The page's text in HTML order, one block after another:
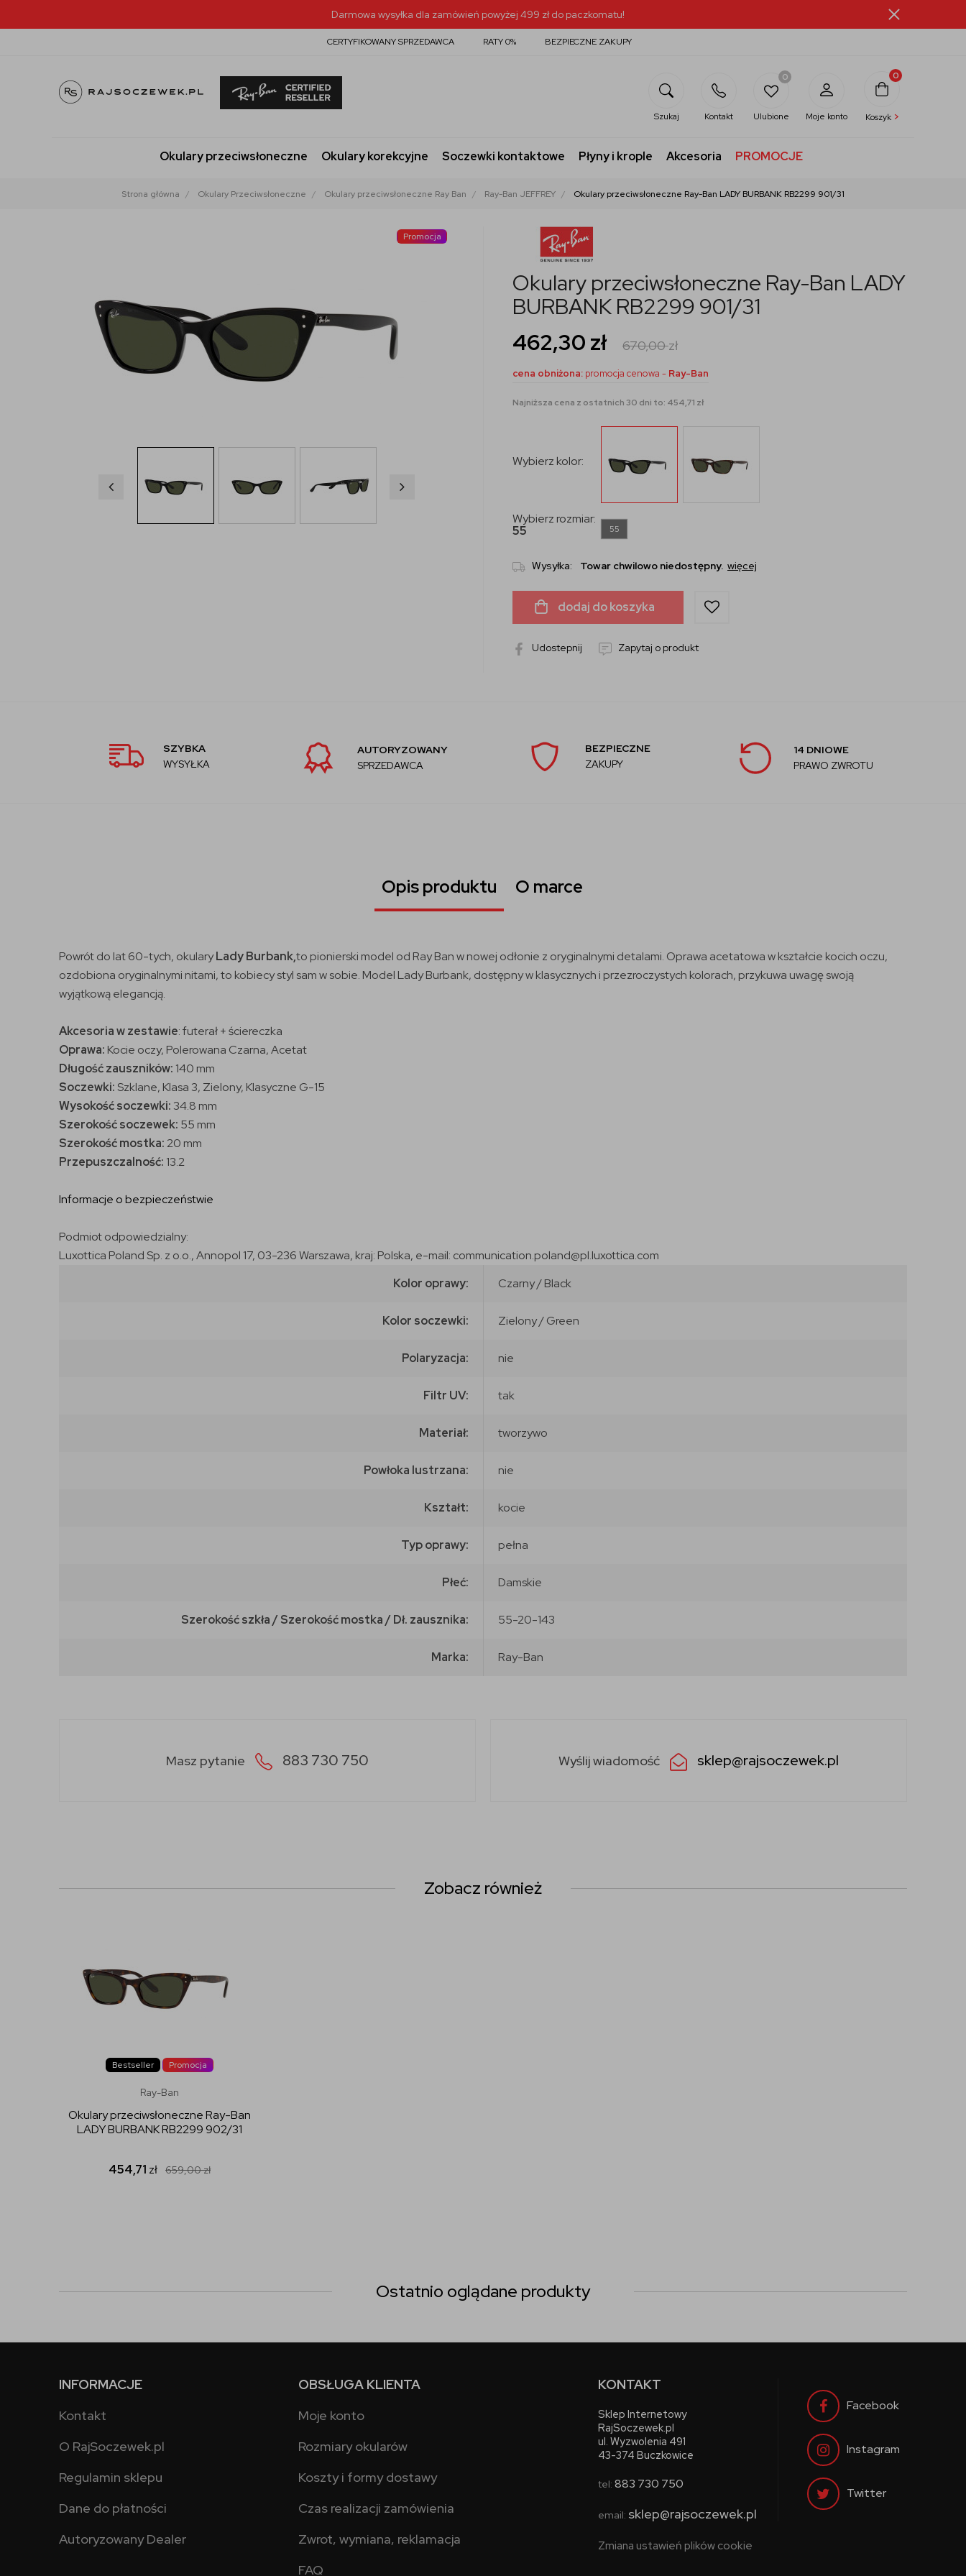
Darmowa wysyłka dla zamówień powyżej 499 zł do paczkomatu!
CERTYFIKOWANY SPRZEDAWCA RATY 0% BEZPIECZNE ZAKUPY
Szukaj Kontakt
0
Ulubione Moje konto
0
Koszyk >
Okulary przeciwsłoneczne Okulary korekcyjne Soczewki kontaktowe Płyny i krople Akcesoria PROMOCJE
Strona główna Okulary Przeciwsłoneczne Okulary przeciwsłoneczne Ray Ban Ray-Ban JEFFREY Okulary przeciwsłoneczne Ray-Ban LADY BURBANK RB2299 901/31
Promocja
Okulary przeciwsłoneczne Ray-Ban LADY
BURBANK RB2299 901/31
462,30 zł 670,00zł
cena obniżona: promocja cenowa - Ray-Ban
Najniższa cena z ostatnich 30 dni to: 454,71 zł
Wybierz kolor:
Wybierz rozmiar:
55
55
Wysyłka: Towar chwilowo niedostępny. więcej
dodaj do koszyka
Udostepnij Zapytaj o produkt
SZYBKA
WYSYŁKA
AUTORYZOWANY
SPRZEDAWCA
BEZPIECZNE
ZAKUPY
14 DNIOWE
PRAWO ZWROTU
Opis produktu O marce
Powrót do lat 60-tych, okularyLady Burbank,to pionierski model od Ray Ban w nowej odłonie z oryginalnymi detalami. Oprawa acetatowa w kształcie kocich oczu,
ozdobiona oryginalnymi nitami, to kobiecy styl sam w sobie. Model Lady Burbank, dostępny w klasycznych i przezroczystych kolorach, przykuwa uwagę swoją
wyjątkową elegancją.
Akcesoria w zestawie: futerał + ściereczka
Oprawa: Kocie oczy, Polerowana Czarna, Acetat
Długość zauszników: 140 mm
Soczewki: Szklane, Klasa 3, Zielony, Klasyczne G-15
Wysokość soczewki: 34.8 mm
Szerokość soczewek: 55 mm
Szerokość mostka: 20 mm
Przepuszczalność: 13.2
Informacje o bezpieczeństwie
Podmiot odpowiedzialny:
Luxottica Poland Sp. z o.o., Annopol 17, 03-236 Warszawa, kraj: Polska, e-mail: communication.poland@pl.luxottica.com
Kolor oprawy:
Czarny / Black
Kolor soczewki: Zielony / Green
Polaryzacja: nie
Filtr UV: tak
Materiał: tworzywo
Powłoka lustrzana: nie
Kształt: kocie
Typ oprawy: pełna
Płeć: Damskie
Szerokość szkła / Szerokość mostka / Dł. zausznika: 55-20-143
Marka: Ray-Ban
Masz pytanie 883 730 750 Wyślij wiadomość sklep@rajsoczewek.pl
Zobacz również
Bestseller Promocja
Ray-Ban
Okulary przeciwsłoneczne Ray-Ban
LADY BURBANK RB2299 902/31
454,71 zł 659,00zł
Ostatnio oglądane produkty
INFORMACJE
Kontakt
O RajSoczewek.pl
Regulamin sklepu
Dane do płatności
Autoryzowany Dealer
OBSŁUGA KLIENTA
Moje konto
Rozmiary okularów
Koszty i formy dostawy
Czas realizacji zamówienia
Zwrot, wymiana, reklamacja
FAQ
KONTAKT
Sklep Internetowy
RajSoczewek.pl
ul. Wyzwolenia 491
43-374 Buczkowice
tel: 883 730 750
email: sklep@rajsoczewek.pl
Zmiana ustawień plików cookie
Facebook
Instagram
Twitter